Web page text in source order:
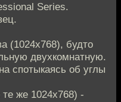
Series.
(1024х768), будто
двухкомнатную.
спотыкаясь об углы
же 1024х768) -